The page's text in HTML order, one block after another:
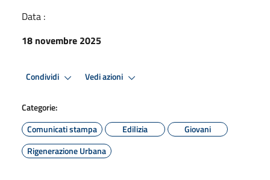
Data :
18 novembre 2025
Condividi Vedi azioni
Categorie:
Comunicati stampa
Edilizia
Giovani
Rigenerazione Urbana